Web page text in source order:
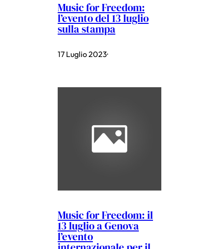
Music for Freedom:
l’evento del 13 luglio
sulla stampa
17 Luglio 2023·
Music for Freedom: il
13 luglio a Genova
l’evento